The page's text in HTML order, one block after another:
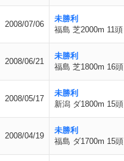
2008/07/06
未勝利
福島 芝2000m 11頭
2008/06/21
未勝利
福島 芝1800m 16頭
2008/05/17
未勝利
新潟 ダ1800m 15頭
2008/04/19
未勝利
福島 ダ1700m 15頭